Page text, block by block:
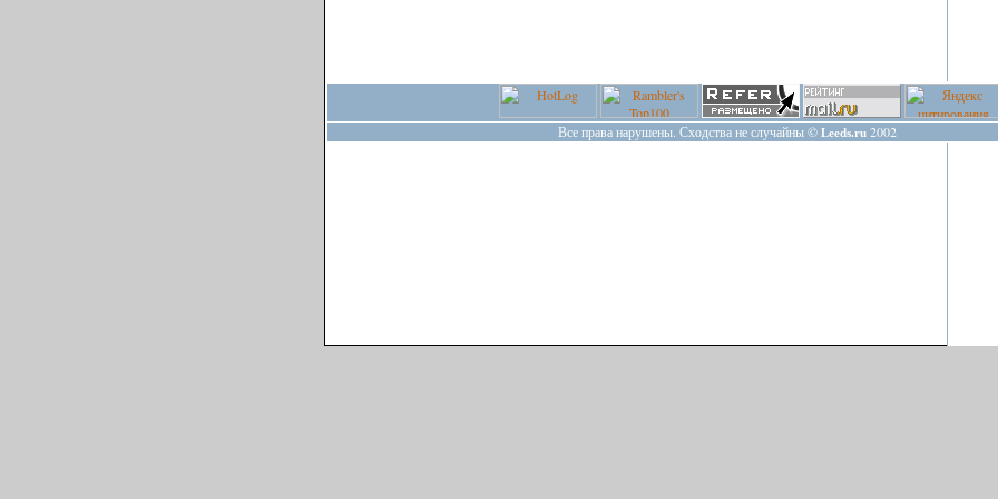
Все права нарушены. Сходства не случайны © Leeds.ru 2002